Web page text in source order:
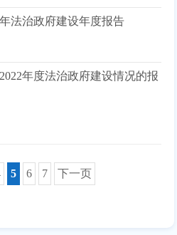
法治政府建设年度报告
年度法治政府建设情况的报
5 6 7 下一页